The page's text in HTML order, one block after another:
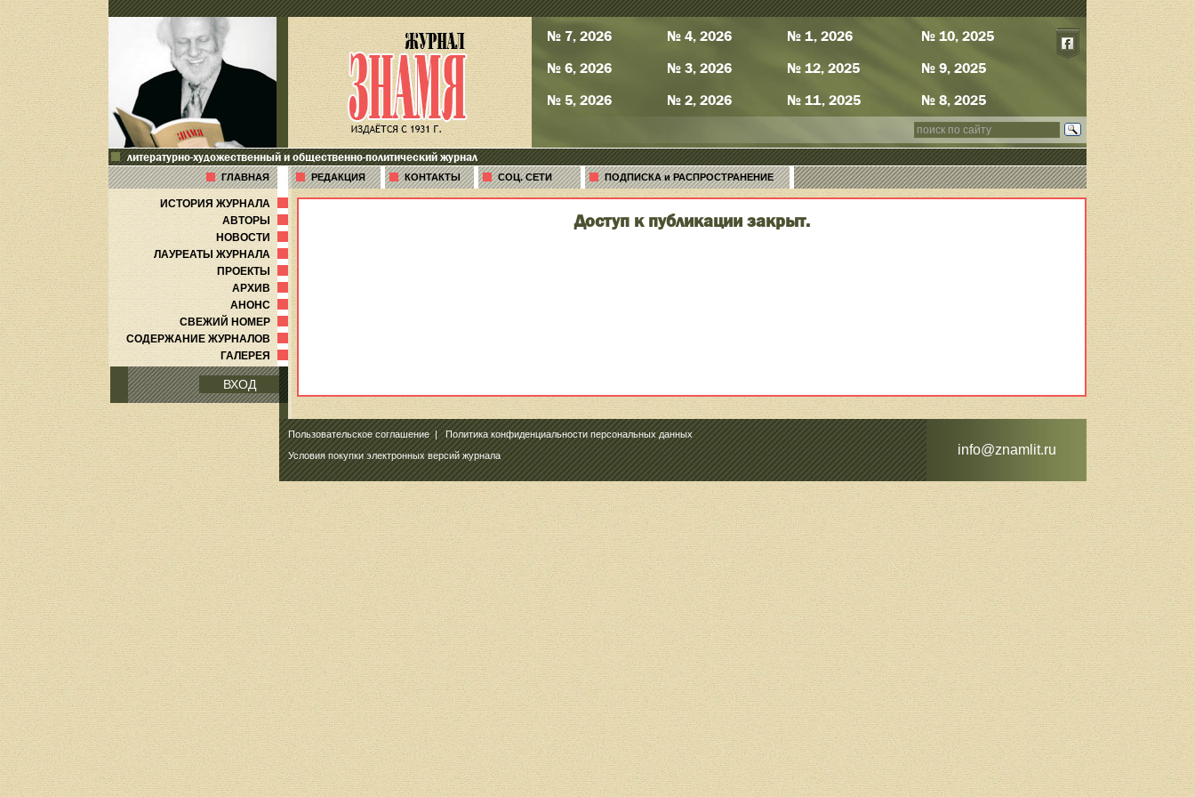
№ 7, 2026
№ 6, 2026
№ 5, 2026
№ 4, 2026
№ 3, 2026
№ 2, 2026
№ 1, 2026
№ 12, 2025
№ 11, 2025
№ 10, 2025
№ 9, 2025
№ 8, 2025
литературно-художественный и общественно-политический журнал
ГЛАВНАЯ РЕДАКЦИЯ КОНТАКТЫ СОЦ. СЕТИ ПОДПИСКА и РАСПРОСТРАНЕНИЕ
ИСТОРИЯ ЖУРНАЛА
АВТОРЫ
НОВОСТИ
ЛАУРЕАТЫ ЖУРНАЛА
ПРОЕКТЫ
АРХИВ
АНОНС
СВЕЖИЙ НОМЕР
СОДЕРЖАНИЕ ЖУРНАЛОВ
ГАЛЕРЕЯ
ВХОД
Доступ к публикации закрыт.
Пользовательское соглашение|Политика конфиденциальности персональных данных
Условия покупки электронных версий журнала
info@znamlit.ru